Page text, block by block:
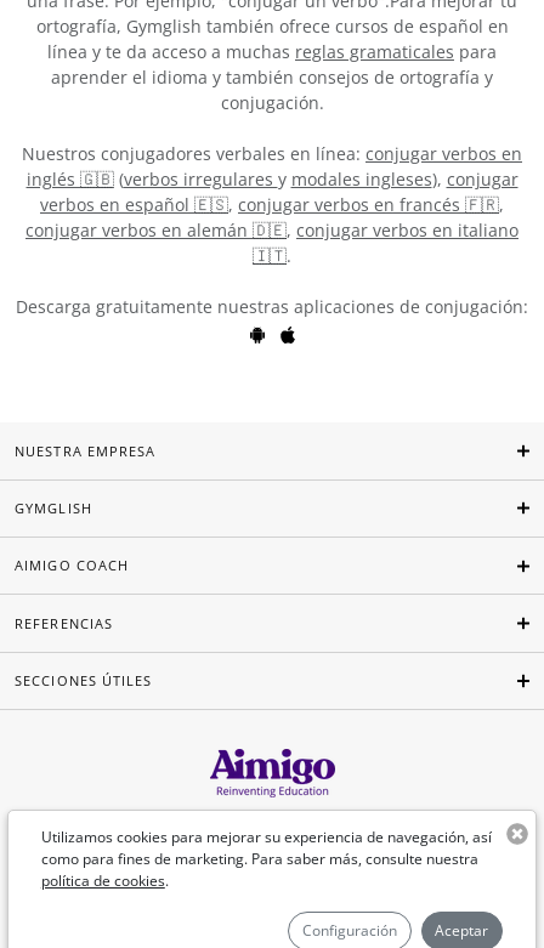
ortografía, Gymglish también ofrece cursos de español en
línea y te da acceso a muchas reglas gramaticales para
aprender el idioma y también consejos de ortografía y
conjugación.
Nuestros conjugadores verbales en línea: conjugar verbos en
inglés 🇬🇧(verbos irregulares y modales ingleses), conjugar
verbos en español 🇪🇸, conjugar verbos en francés 🇫🇷,
conjugar verbos en alemán 🇩🇪, conjugar verbos en italiano
🇮🇹.
Descarga gratuitamente nuestras aplicaciones de conjugación:
Utilizamos cookies para mejorar su experiencia de navegación, así
como para fines de marketing. Para saber más, consulte nuestra
política de cookies.
Configuración Aceptar
NUESTRA EMPRESA
GYMGLISH
AIMIGO COACH
REFERENCIAS
SECCIONES ÚTILES
Español